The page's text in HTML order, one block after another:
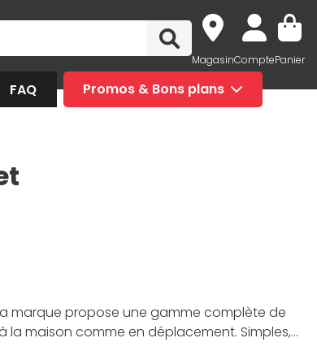
MagasinComptePanier
FAQ Promos & Bons plans
marque propose une gamme complète de
la maison comme en déplacement. Simples,
tablettes et ordinateurs. Les spécialistes